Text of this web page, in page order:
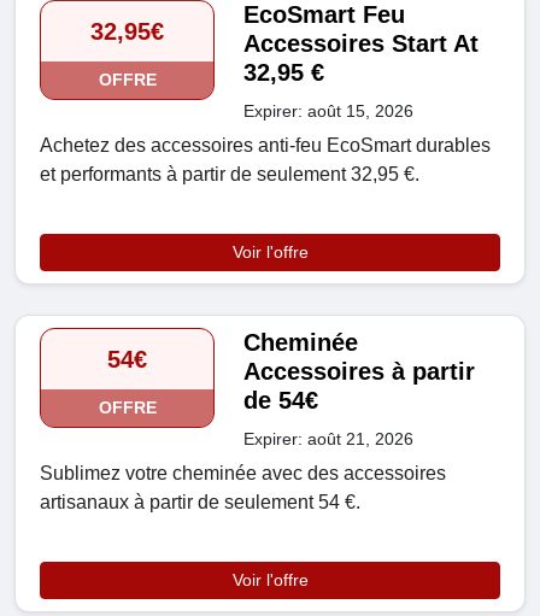
32,95€
OFFRE
EcoSmart Feu
Accessoires Start At
32,95 €
Expirer: août 15, 2026
Achetez des accessoires anti-feu EcoSmart durables
et performants à partir de seulement 32,95 €.
Voir l'offre
54€
OFFRE
Cheminée
Accessoires à partir
de 54€
Expirer: août 21, 2026
Sublimez votre cheminée avec des accessoires
artisanaux à partir de seulement 54 €.
Voir l'offre